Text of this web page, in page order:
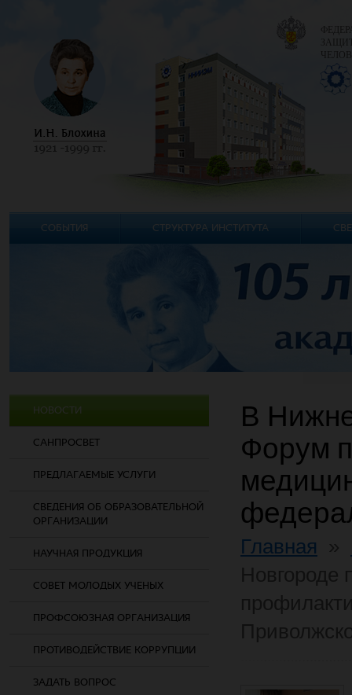
НОВОСТИ
САНПРОСВЕТ
ПРЕДЛАГАЕМЫЕ УСЛУГИ
СВЕДЕНИЯ ОБ ОБРАЗОВАТЕЛЬНОЙ
ОРГАНИЗАЦИИ
НАУЧНАЯ ПРОДУКЦИЯ
СОВЕТ МОЛОДЫХ УЧЕНЫХ
ПРОФСОЮЗНАЯ ОРГАНИЗАЦИЯ
ПРОТИВОДЕЙСТВИЕ КОРРУПЦИИ
ЗАДАТЬ ВОПРОС
В
Форум
Главная
СОБЫТИЯ СТРУКТУРА ИНСТИТУТА